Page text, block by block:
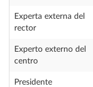
Experta externa del
rector
Experto externo del
centro
Presidente